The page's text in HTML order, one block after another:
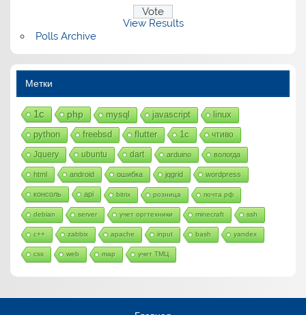
View Results
Polls Archive
Метки
1с php mysql javascript linux
python freebsd flutter 1c чтиво
Jquery ubuntu dart arduino вологда
html android ошибка jqgrid wordpress
консоль api bitrix розница почта рф
debian server учет оргтехники minecraft ssh
c++ zabbix apache input bash yandex
css web map учет ТМЦ